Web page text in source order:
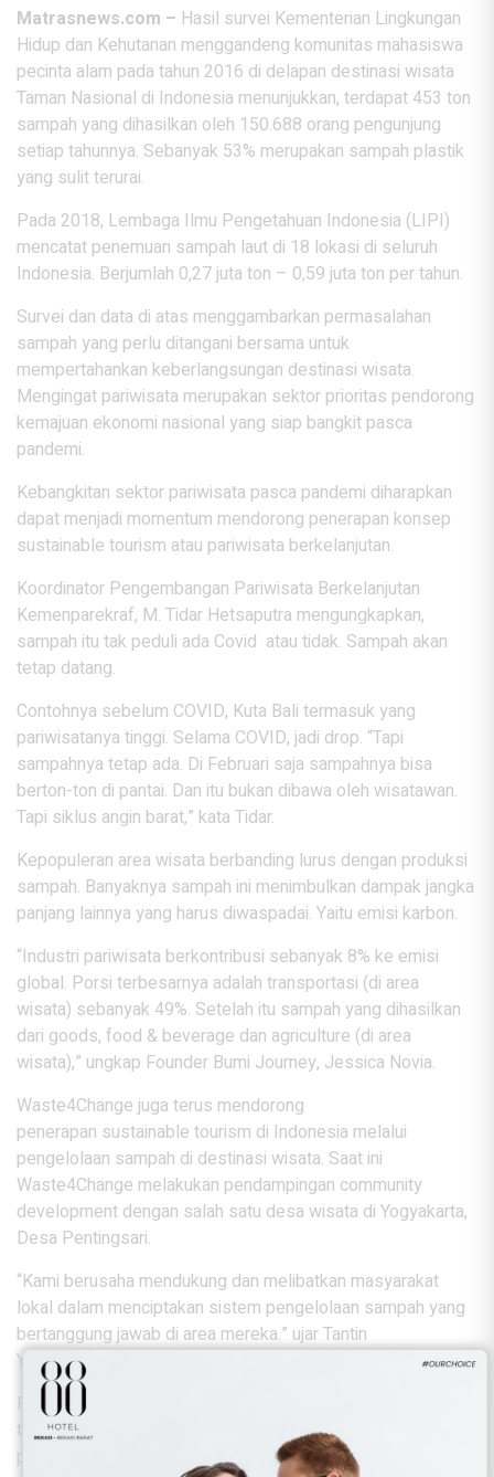
Matrasnews.com – Hasil survei Kementerian Lingkungan
Hidup dan Kehutanan menggandeng komunitas mahasiswa
pecinta alam pada tahun 2016 di delapan destinasi wisata
Taman Nasional di Indonesia menunjukkan, terdapat 453 ton
sampah yang dihasilkan oleh 150.688 orang pengunjung
setiap tahunnya. Sebanyak 53% merupakan sampah plastik
yang sulit terurai.
Pada 2018, Lembaga Ilmu Pengetahuan Indonesia (LIPI)
mencatat penemuan sampah laut di 18 lokasi di seluruh
Indonesia. Berjumlah 0,27 juta ton – 0,59 juta ton per tahun.
Survei dan data di atas menggambarkan permasalahan
sampah yang perlu ditangani bersama untuk
mempertahankan keberlangsungan destinasi wisata.
Mengingat pariwisata merupakan sektor prioritas pendorong
kemajuan ekonomi nasional yang siap bangkit pasca
pandemi.
Kebangkitan sektor pariwisata pasca pandemi diharapkan
dapat menjadi momentum mendorong penerapan konsep
sustainable tourism atau pariwisata berkelanjutan.
Koordinator Pengembangan Pariwisata Berkelanjutan
Kemenparekraf, M. Tidar Hetsaputra mengungkapkan,
sampah itu tak peduli ada Covid atau tidak. Sampah akan
tetap datang.
Contohnya sebelum COVID, Kuta Bali termasuk yang
pariwisatanya tinggi. Selama COVID, jadi drop. “Tapi
sampahnya tetap ada. Di Februari saja sampahnya bisa
berton-ton di pantai. Dan itu bukan dibawa oleh wisatawan.
Tapi siklus angin barat,” kata Tidar.
Kepopuleran area wisata berbanding lurus dengan produksi
sampah. Banyaknya sampah ini menimbulkan dampak jangka
panjang lainnya yang harus diwaspadai. Yaitu emisi karbon.
“Industri pariwisata berkontribusi sebanyak 8% ke emisi
global. Porsi terbesarnya adalah transportasi (di area
wisata) sebanyak 49%. Setelah itu sampah yang dihasilkan
dari goods, food & beverage dan agriculture (di area
wisata),” ungkap Founder Bumi Journey, Jessica Novia.
Waste4Change juga terus mendorong
penerapan sustainable tourism di Indonesia melalui
pengelolaan sampah di destinasi wisata. Saat ini
Waste4Change melakukan pendampingan community
development dengan salah satu desa wisata di Yogyakarta,
Desa Pentingsari.
“Kami berusaha mendukung dan melibatkan masyarakat
lokal dalam menciptakan sistem pengelolaan sampah yang
bertanggung jawab di area mereka.” ujar Tantin
Yasmine, Senior Campaign Executive Waste4Change.
Penanganan isu persampahan di destinasi wisata menjadi
tanggung jawab bersama. Kolaborasi pemerintah, pelaku
pariwisata, pengelola persampahan, wisatawan, dan